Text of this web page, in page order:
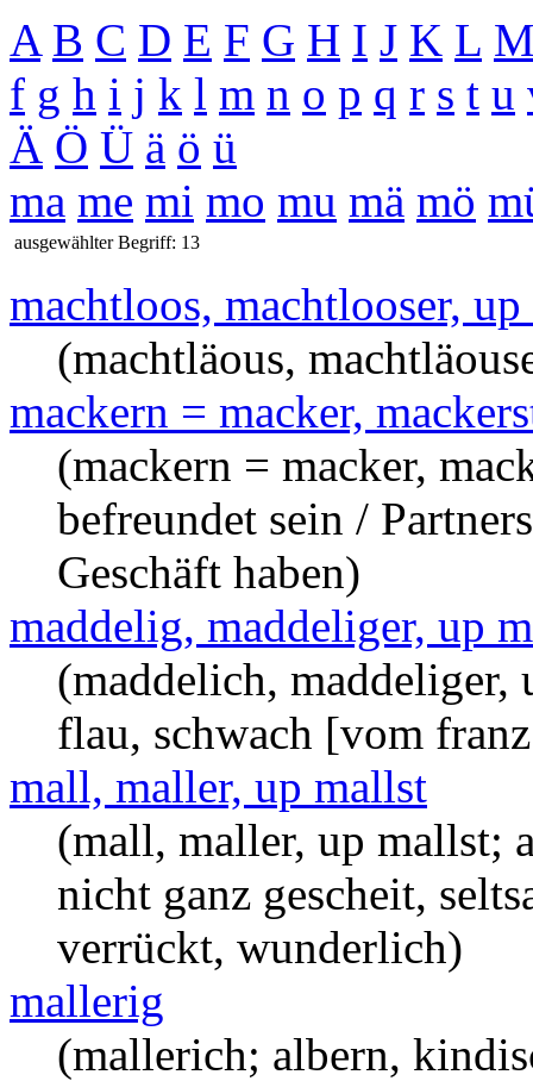
A B C D E F G H I J K L
f g h i j k l m n o p q r s t u
Ä Ö Ü ä ö ü
ma me mi mo mu mä mö
ausgewählter Begriff: 13
machtloos, machtlooser,
(machtläous,
mackern = macker,
(mackern = macker,
befreundet sein /
Geschäft haben)
maddelig, maddeliger, up
(maddelich,
flau, schwach [vom
mall, maller, up mallst
(mall, maller, up mallst;
nicht ganz gescheit,
verrückt, wunderlich)
mallerig
(mallerich; albern,